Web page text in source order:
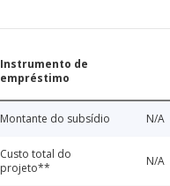
Instrumento de
empréstimo
Montante do subsídio N/A
Custo total do
projeto**
N/A